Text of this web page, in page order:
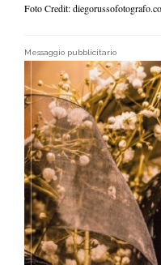
Foto Credit:
Messaggio pubblicitario